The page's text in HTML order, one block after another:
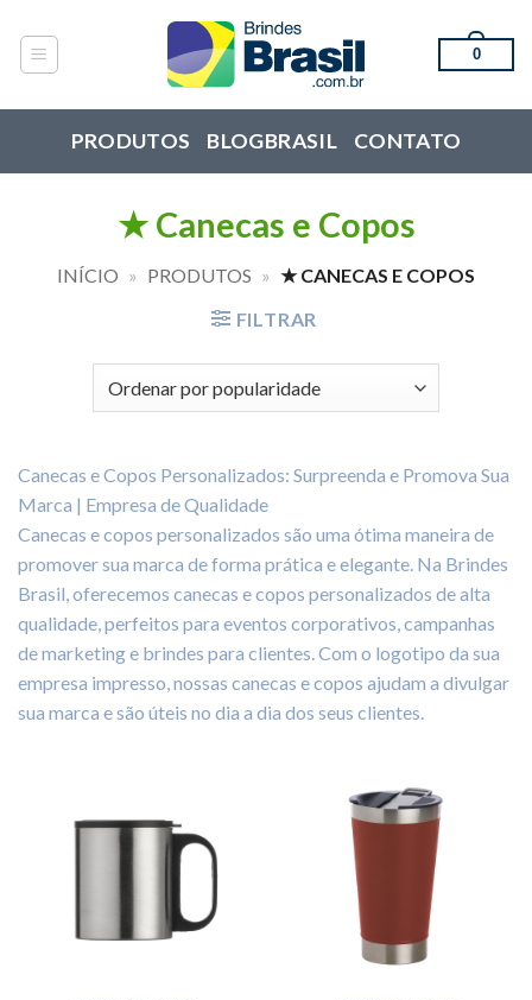
content
0
PRODUTOS BLOGBRASIL CONTATO
★ Canecas e Copos
INÍCIO » PRODUTOS » ★ CANECAS E COPOS
FILTRAR
Canecas e Copos Personalizados: Surpreenda e Promova Sua
Marca | Empresa de Qualidade
Canecas e copos personalizados são uma ótima maneira de
promover sua marca de forma prática e elegante. Na Brindes
Brasil, oferecemos canecas e copos personalizados de alta
qualidade, perfeitos para eventos corporativos, campanhas
de marketing e brindes para clientes. Com o logotipo da sua
empresa impresso, nossas canecas e copos ajudam a divulgar
sua marca e são úteis no dia a dia dos seus clientes.